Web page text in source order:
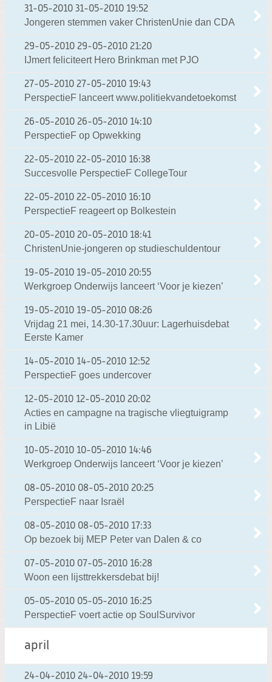
31-05-2010 31-05-2010 19:52
Jongeren stemmen vaker ChristenUnie dan CDA
29-05-2010 29-05-2010 21:20
IJmert feliciteert Hero Brinkman met PJO
27-05-2010 27-05-2010 19:43
PerspectieF lanceert www.politiekvandetoekomst
26-05-2010 26-05-2010 14:10
PerspectieF op Opwekking
22-05-2010 22-05-2010 16:38
Succesvolle PerspectieF CollegeTour
22-05-2010 22-05-2010 16:10
PerspectieF reageert op Bolkestein
20-05-2010 20-05-2010 18:41
ChristenUnie-jongeren op studieschuldentour
19-05-2010 19-05-2010 20:55
Werkgroep Onderwijs lanceert ‘Voor je kiezen’
19-05-2010 19-05-2010 08:26
Vrijdag 21 mei, 14.30-17.30uur: Lagerhuisdebat
Eerste Kamer
14-05-2010 14-05-2010 12:52
PerspectieF goes undercover
12-05-2010 12-05-2010 20:02
Acties en campagne na tragische vliegtuigramp
in Libië
10-05-2010 10-05-2010 14:46
Werkgroep Onderwijs lanceert ‘Voor je kiezen’
08-05-2010 08-05-2010 20:25
PerspectieF naar Israël
08-05-2010 08-05-2010 17:33
Op bezoek bij MEP Peter van Dalen & co
07-05-2010 07-05-2010 16:28
Woon een lijsttrekkersdebat bij!
05-05-2010 05-05-2010 16:25
PerspectieF voert actie op SoulSurvivor
april
24-04-2010 24-04-2010 19:59